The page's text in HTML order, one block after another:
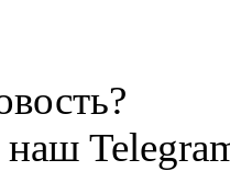
наш